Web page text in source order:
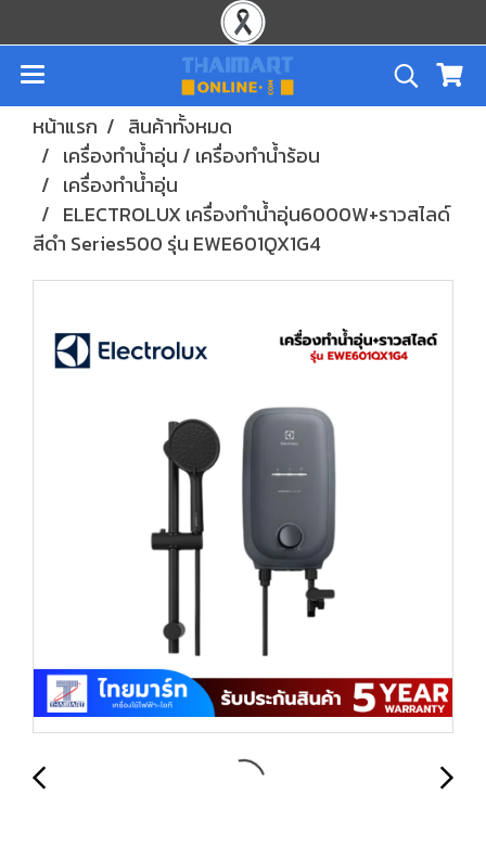
หน้าแรก
สินค้าทั้งหมด
เครื่องทำน้ำอุ่น / เครื่องทำน้ำร้อน
เครื่องทำน้ำอุ่น
ELECTROLUX เครื่องทำน้ำอุ่น6000W+ราวสไลด์
สีดำ Series500 รุ่น EWE601QX1G4